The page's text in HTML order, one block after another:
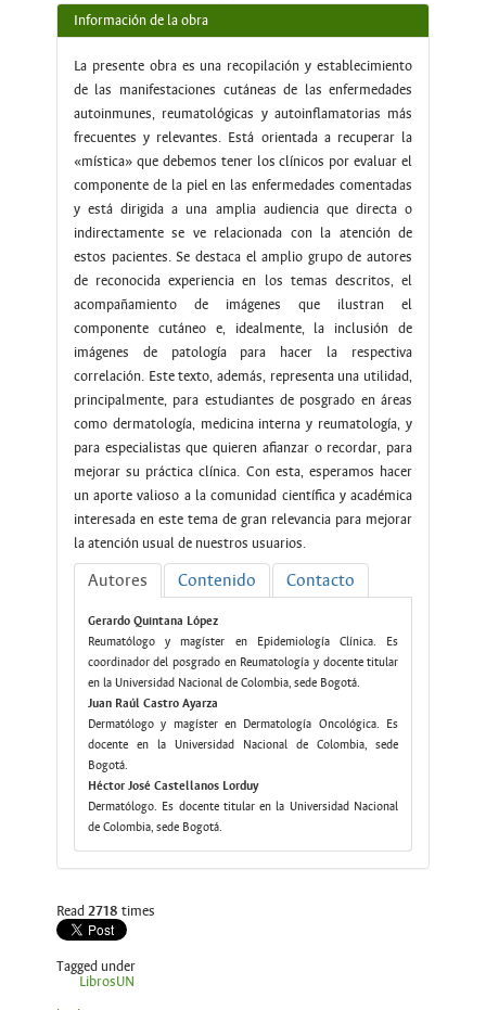
Información de la obra
La presente obra es una recopilación y establecimiento
de las manifestaciones cutáneas de las enfermedades
autoinmunes, reumatológicas y autoinflamatorias más
frecuentes y relevantes. Está orientada a recuperar la
«mística» que debemos tener los clínicos por evaluar el
componente de la piel en las enfermedades comentadas
y está dirigida a una amplia audiencia que directa o
indirectamente se ve relacionada con la atención de
estos pacientes. Se destaca el amplio grupo de autores
de reconocida experiencia en los temas descritos, el
acompañamiento de imágenes que ilustran el
componente cutáneo e, idealmente, la inclusión de
imágenes de patología para hacer la respectiva
correlación. Este texto, además, representa una utilidad,
principalmente, para estudiantes de posgrado en áreas
como dermatología, medicina interna y reumatología, y
para especialistas que quieren afianzar o recordar, para
mejorar su práctica clínica. Con esta, esperamos hacer
un aporte valioso a la comunidad científica y académica
interesada en este tema de gran relevancia para mejorar
la atención usual de nuestros usuarios.
Autores Contenido Contacto
Gerardo Quintana López
Reumatólogo y magíster en Epidemiología Clínica. Es
coordinador del posgrado en Reumatología y docente titular
en la Universidad Nacional de Colombia, sede Bogotá.
Juan Raúl Castro Ayarza
Dermatólogo y magíster en Dermatología Oncológica. Es
docente en la Universidad Nacional de Colombia, sede
Bogotá.
Héctor José Castellanos Lorduy
Dermatólogo. Es docente titular en la Universidad Nacional
de Colombia, sede Bogotá.
Read2718 times
Tagged under
LibrosUN